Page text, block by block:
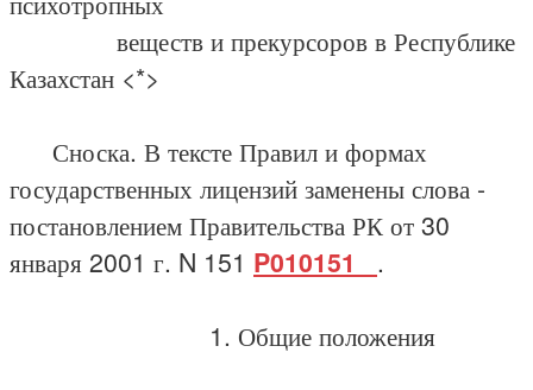
веществ и прекурсоров в Республике
Казахстан <*>
Сноска. В тексте Правил и формах
государственных лицензий заменены слова -
постановлением Правительства РК от 30
января 2001 г. N 151 P010151_ .
1. Общие положения